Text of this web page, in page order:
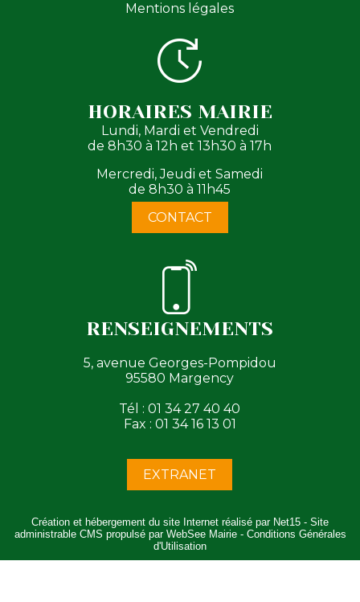
Mentions légales
HORAIRES MAIRIE
Lundi, Mardi et Vendredi
de 8h30 à 12h et 13h30 à 17h
Mercredi, Jeudi et Samedi
de 8h30 à 11h45
CONTACT
RENSEIGNEMENTS
5, avenue Georges-Pompidou
95580 Margency
Tél : 01 34 27 40 40
Fax : 01 34 16 13 01
EXTRANET
Création et hébergement du site Internet réalisé par Net15 - Site
administrable CMS propulsé par WebSee Mairie- Conditions Générales
d'Utilisation